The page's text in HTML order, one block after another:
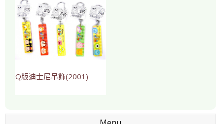
Q版迪士尼吊飾(2001)